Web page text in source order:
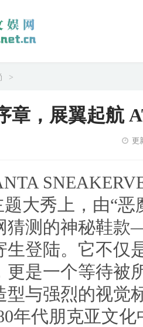
>
章，展翼起航
更
题大秀上，由“
猜测的神秘鞋
生登陆。它不仅
更是一个等待被
型与强烈的视觉
年代朋克亚文